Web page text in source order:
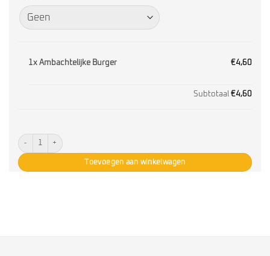
1x Ambachtelijke Burger €4,60
Subtotaal €4,60
Ambachtelijke Burger aantal
Toevoegen aan winkelwagen